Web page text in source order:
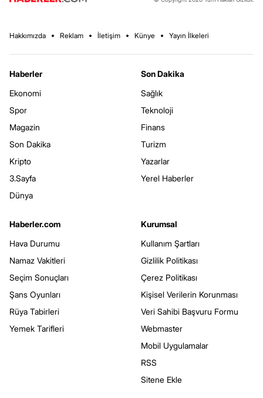
Hakkımızda Reklam İletişim Künye Yayın İlkeleri
Haberler
Ekonomi
Spor
Magazin
Son Dakika
Kripto
3.Sayfa
Dünya
Son Dakika
Sağlık
Teknoloji
Finans
Turizm
Yazarlar
Yerel Haberler
Haberler.com
Hava Durumu
Namaz Vakitleri
Seçim Sonuçları
Şans Oyunları
Rüya Tabirleri
Yemek Tarifleri
Kurumsal
Kullanım Şartları
Gizlilik Politikası
Çerez Politikası
Kişisel Verilerin Korunması
Veri Sahibi Başvuru Formu
Webmaster
Mobil Uygulamalar
RSS
Sitene Ekle